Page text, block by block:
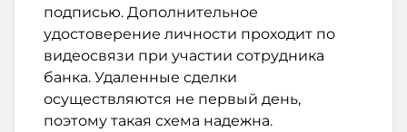
подписью. Дополнительное
удостоверение личности проходит по
видеосвязи при участии сотрудника
банка. Удаленные сделки
осуществляются не первый день,
поэтому такая схема надежна.